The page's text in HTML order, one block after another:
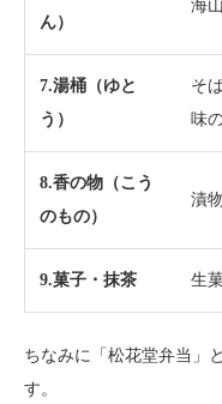
ん）
海
7.湯桶（ゆと
う）
そ
味
8.香の物（こう
のもの）
漬物
9.菓子・抹茶 生
ちなみに「松花堂弁当」
す。